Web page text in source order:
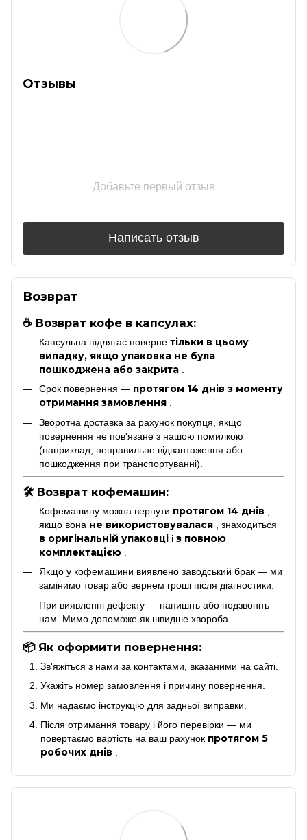
Отзывы
Добавьте первый отзыв
Написать отзыв
Возврат
☕ Возврат кофе в капсулах:
Капсульна підлягає поверне тільки в цьому
випадку, якщо упаковка не була
пошкоджена або закрита
Срок повернення — протягом 14 днів з моменту
отримання замовлення .
Зворотна доставка за рахунок покупця, якщо
повернення не пов'язане з нашою помилкою
(наприклад, неправильне відвантаження або
пошкодження при транспортуванні).
🛠 Возврат кофемашин:
Кофемашину можна вернути протягом 14 днів
якщо вона не використовувалася , знаходиться
в оригінальній упаковці і з повною
комплектацією
Якщо у кофемашини виявлено заводський брак — ми
замінимо товар або вернем гроші після діагностики.
При виявленні дефекту — напишіть або подзвоніть
нам. Мимо допоможе як швидше хвороба.
📦 Як оформити повернення:
Зв'яжіться з нами за контактами, вказаними на сайті.
Укажіть номер замовлення і причину повернення.
Ми надаємо інструкцію для задньої виправки.
Після отримання товару і його перевірки — ми
повертаємо вартість на ваш рахунок протягом 5
робочих днів